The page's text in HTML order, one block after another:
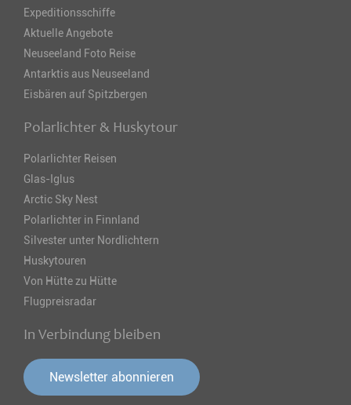
Expeditionsschiffe
Aktuelle Angebote
Neuseeland Foto Reise
Antarktis aus Neuseeland
Eisbären auf Spitzbergen
Polarlichter & Huskytour
Polarlichter Reisen
Glas-Iglus
Arctic Sky Nest
Polarlichter in Finnland
Silvester unter Nordlichtern
Huskytouren
Von Hütte zu Hütte
Flugpreisradar
In Verbindung bleiben
Newsletter abonnieren